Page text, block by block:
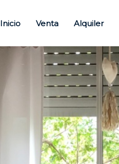
Inicio Venta Alquiler